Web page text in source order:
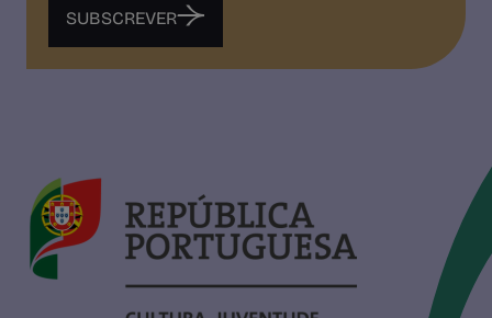
SUBSCREVER